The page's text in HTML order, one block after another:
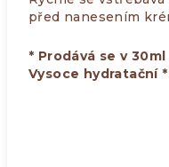
před nanesením
* Prodává se v
Vysoce hydratační